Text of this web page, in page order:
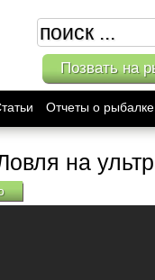
Позвать на
Отчеты о рыбалке
на